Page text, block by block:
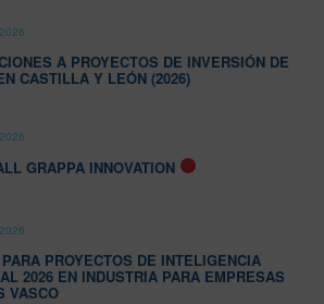
A PROYECTOS DE INVERSIÓN DE
CASTILLA Y LEÓN (2026)
GRAPPA INNOVATION
PROYECTOS DE INTELIGENCIA
2026 EN INDUSTRIA PARA EMPRESAS
VASCO